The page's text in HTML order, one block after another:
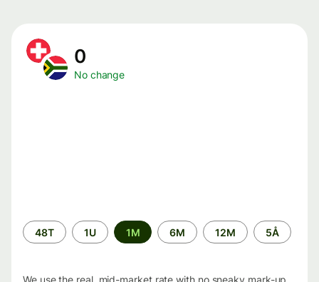
0
No change
Time
period
48T 1U 1M 6M 12M 5Å